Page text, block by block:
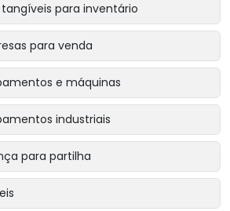
para inventário
para venda
e máquinas
industriais
para partilha